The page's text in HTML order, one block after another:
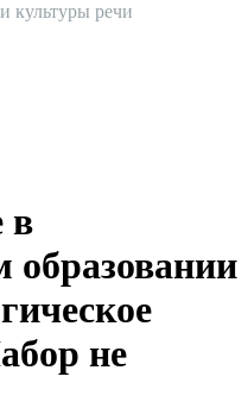
культуры речи
в
образовании
не